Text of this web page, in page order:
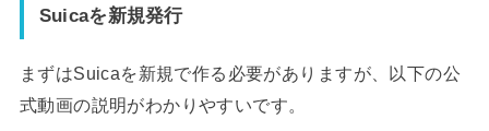
Suicaを新規発行
まずはSuicaを新規で作る必要がありますが、以下の公
式動画の説明がわかりやすいです。